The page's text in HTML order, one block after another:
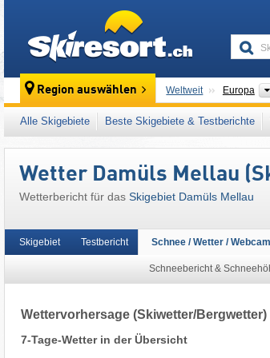
Region auswählen Weltweit Europa
Dieses Skigebiet liegt
,
Alle Skigebiete Beste Skigebiete & Testberichte
Wetter Damüls Mellau
Wetterbericht für das Skigebiet Damüls Mellau
Skigebiet Testbericht Schnee / Wetter /
Schneebericht &
Wettervorhersage (Skiwetter/Bergwetter)
7-Tage-Wetter in der Übersicht